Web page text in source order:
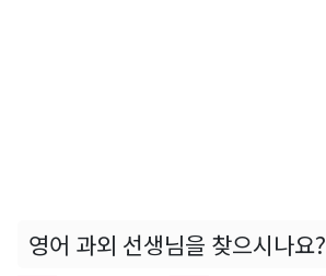
영어 과외 선생님을 찾으시나요?